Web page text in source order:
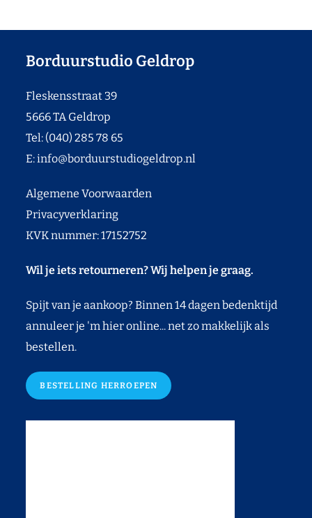
Borduurstudio Geldrop
Fleskensstraat 39
5666 TA Geldrop
Tel: (040) 285 78 65
E:info@borduurstudiogeldrop.nl
Algemene Voorwaarden
Privacyverklaring
KVK nummer: 17152752
Wil je iets retourneren? Wij helpen je graag.
Spijt van je aankoop? Binnen 14 dagen bedenktijd
annuleer je 'm hier online... net zo makkelijk als
bestellen.
BESTELLING HERROEPEN